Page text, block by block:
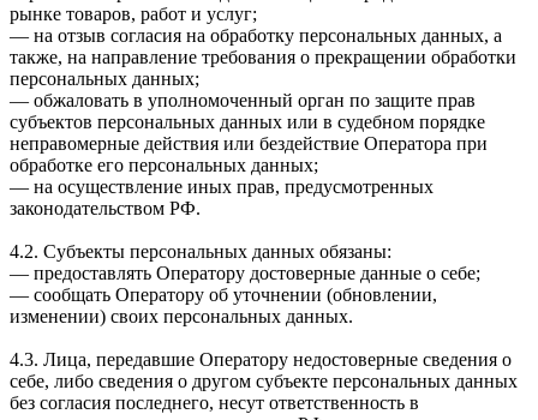
рынке товаров, работ и услуг;
— на отзыв согласия на обработку персональных данных, а
также, на направление требования о прекращении обработки
персональных данных;
— обжаловать в уполномоченный орган по защите прав
субъектов персональных данных или в судебном порядке
неправомерные действия или бездействие Оператора при
обработке его персональных данных;
— на осуществление иных прав, предусмотренных
законодательством РФ.
4.2. Субъекты персональных данных обязаны:
— предоставлять Оператору достоверные данные о себе;
— сообщать Оператору об уточнении (обновлении,
изменении) своих персональных данных.
4.3. Лица, передавшие Оператору недостоверные сведения о
себе, либо сведения о другом субъекте персональных данных
без согласия последнего, несут ответственность в